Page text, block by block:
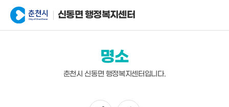
신동면 행정복지센터
명소
춘천시 신동면 행정복지센터입니다.